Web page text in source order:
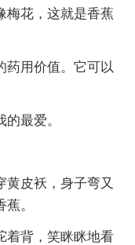
梅花，这就是香蕉
药用价值。它可以
最爱。
黄皮袄，身子弯又
。
着背，笑眯眯地看